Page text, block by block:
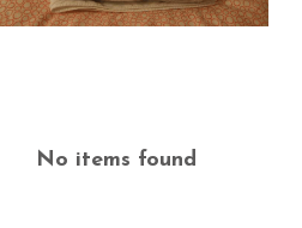
No items found